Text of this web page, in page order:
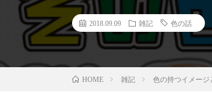
2018.09.09 雑記 色の話
HOME 雑記 色の持つイメージ